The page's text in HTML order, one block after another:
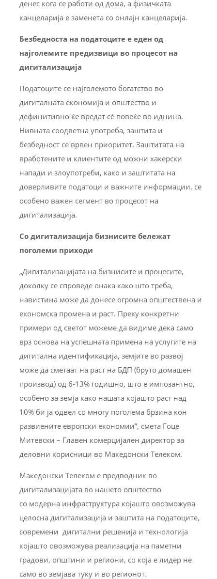
денес кога се работи од дома, а физичката
канцеларија е заменета со онлајн канцеларија.
Безбедноста на податоците е еден од
најголемите предизвици во процесот на
дигитализација
Податоците се најголемото богатство во
дигиталната економија и општество и
дефинитивно ќе вредат сè повеќе во иднина.
Нивната соодветна употреба, заштита и
безбедност се врвен приоритет. Заштитата на
вработените и клиентите од можни хакерски
напади и злоупотреби, како и заштитата на
доверливите податоци и важните информации, се
особено важен сегмент во процесот на
дигитализација.
Со дигитализација бизнисите бележат
поголеми приходи
„Дигитализацијата на бизнисите и процесите,
доколку се спроведе онака како што треба,
навистина може да донесе огромна општествена и
економска промена и раст. Преку конкретни
примери од светот можеме да видиме дека само
врз основа на успешната примена на услугите на
дигитална идентификација, земјите во развој
може да сметаат на раст на БДП (бруто домашен
производ) од 6-13% годишно, што е импозантно,
особено за земја како нашата којашто раст над
10% би ја одвел со многу поголема брзина кон
развиените европски економии”, смета Гоце
Митевски – Главен комерцијален директор за
деловни корисници во Македонски Телеком.
Македонски Телеком е предводник во
дигитализацијата во нашето општество
со модерна инфраструктура којашто овозможува
целосна дигитализација и заштита на податоците,
современи дигитални решенија и технологија
којашто овозможува реализација на паметни
градови, општини и региони, со која е лидер не
само во земјава туку и во регионот.